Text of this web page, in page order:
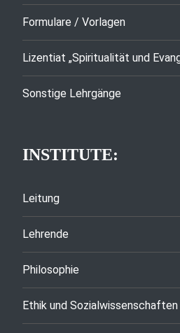
Formulare / Vorlagen
Lizentiat „Spiritualität und
Sonstige Lehrgänge
INSTITUTE:
Leitung
Lehrende
Philosophie
Ethik und Sozialwissenschaften